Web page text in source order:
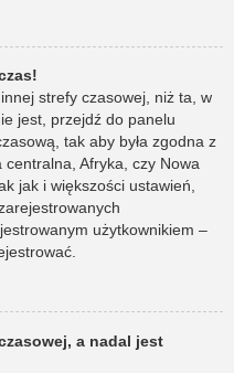
strefy czasowej, niż ta, w
jest, przejdź do panelu
tak aby była zgodna z
Afryka, czy Nowa
jak i większości ustawień,
użytkownikiem –
a nadal jest